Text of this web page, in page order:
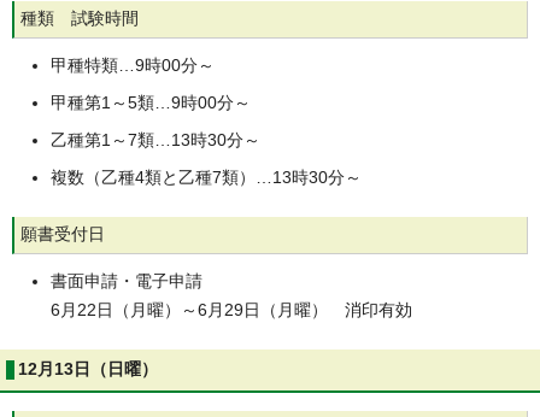
種類 試験時間
甲種特類…9時00分～
甲種第1～5類…9時00分～
乙種第1～7類…13時30分～
複数（乙種4類と乙種7類）…13時30分～
願書受付日
書面申請・電子申請
6月22日（月曜）～6月29日（月曜） 消印有効
12月13日（日曜）